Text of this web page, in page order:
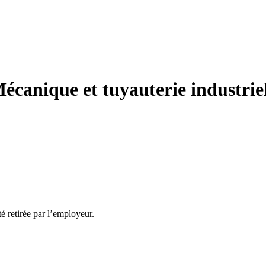
et tuyauterie
retirée par l’employeur.